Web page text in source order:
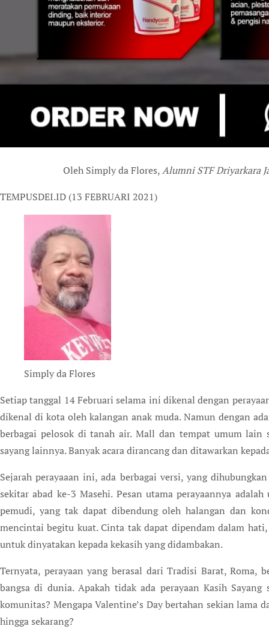
Oleh Simply da Flores,Alumni STF Driyarkara
TEMPUSDEI.ID (13 FEBRUARI 2021)
Simply da Flores
Setiap tanggal 14 Februari selama ini dikenal dengan
dikenal di kota oleh kalangan anak muda. Namun dengan
berbagai pelosok di tanah air. Mall dan tempat umum
sayang lainnya. Banyak acara dirancang dan ditawarkan
Sejarah perayaaan ini, ada berbagai versi, yang
sekitar abad ke-3 Masehi. Pesan utama perayaannya
pemudi, yang tak dapat dibendung oleh halangan dan
mencintai begitu kuat. Cinta tak dapat dipendam dalam
untuk dinyatakan kepada kekasih yang didambakan.
Ternyata, perayaan yang berasal dari Tradisi Barat,
bangsa di dunia. Apakah tidak ada perayaan Kasih
komunitas? Mengapa Valentine’s Day bertahan sekian lama
hingga sekarang?